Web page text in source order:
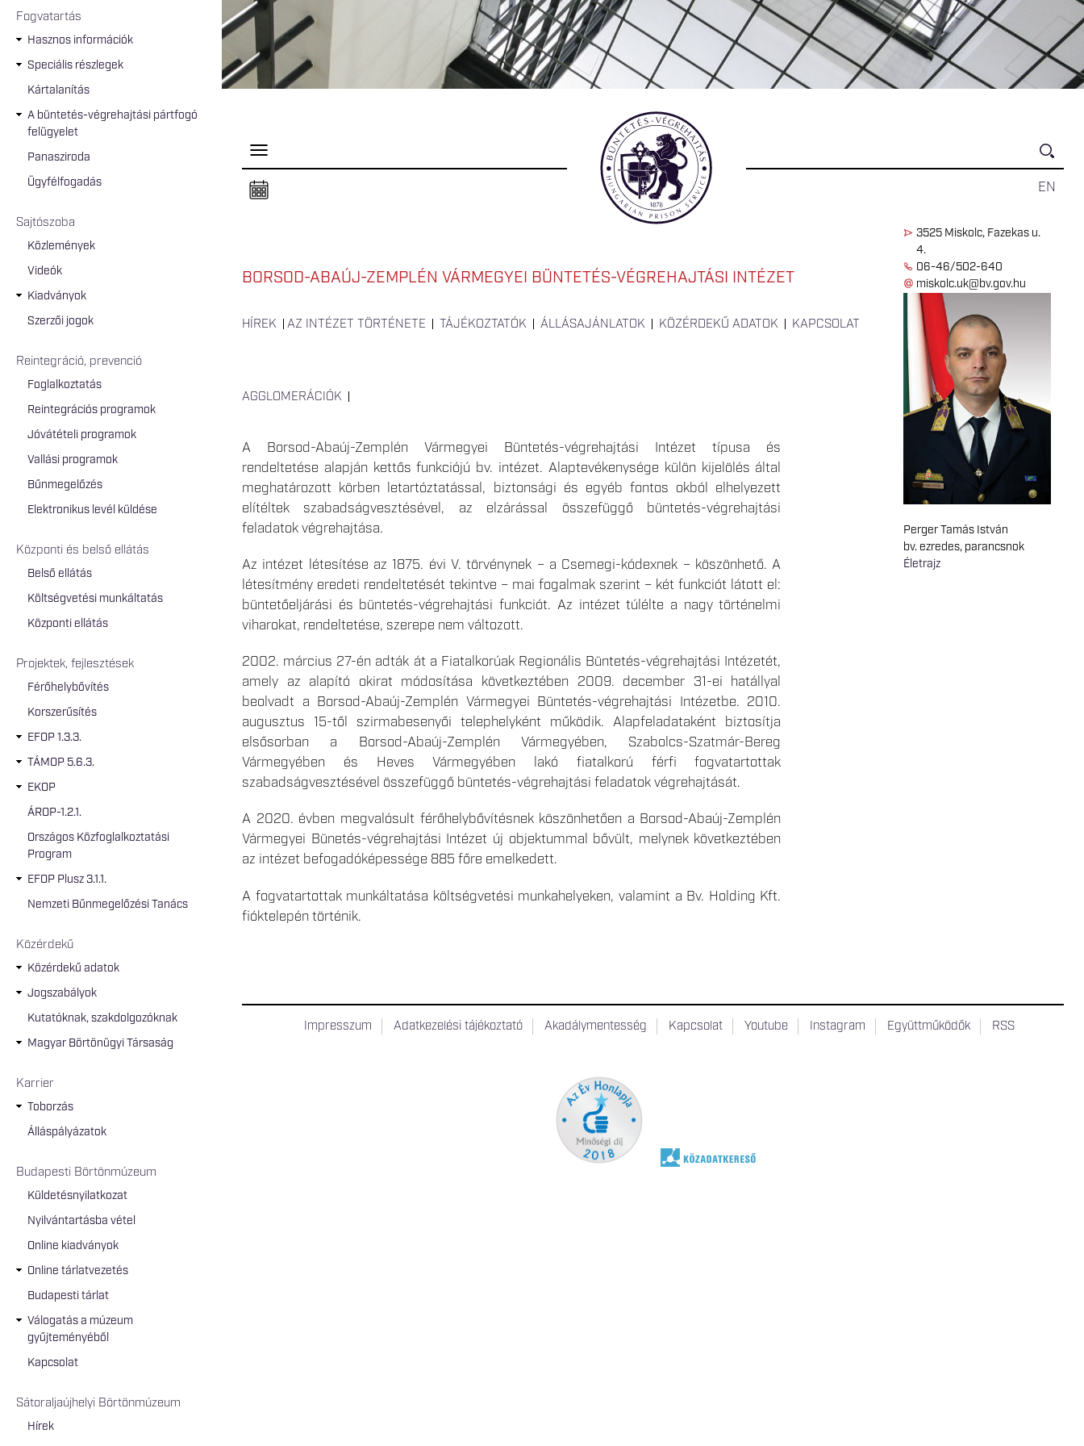
Fogvatartás
Hasznos információk
Speciális részlegek
Kártalanítás
A büntetés-végrehajtási pártfogó
felügyelet
Panasziroda
Ügyfélfogadás
Sajtószoba
Közlemények
Videók
Kiadványok
Szerzői jogok
Reintegráció, prevenció
Foglalkoztatás
Reintegrációs programok
Jóvátételi programok
Vallási programok
Bűnmegelőzés
Elektronikus levél küldése
Központi és belső ellátás
Belső ellátás
Költségvetési munkáltatás
Központi ellátás
Projektek, fejlesztések
Férőhelybővítés
Korszerűsítés
EFOP 1.3.3.
TÁMOP 5.6.3.
EKOP
ÁROP-1.2.1.
Országos Közfoglalkoztatási
Program
EFOP Plusz 3.1.1.
Nemzeti Bűnmegelőzési Tanács
Közérdekű
Közérdekű adatok
Jogszabályok
Kutatóknak, szakdolgozóknak
Magyar Börtönügyi Társaság
Karrier
Toborzás
Álláspályázatok
Budapesti Börtönmúzeum
Küldetésnyilatkozat
Nyilvántartásba vétel
Online kiadványok
Online tárlatvezetés
Budapesti tárlat
Válogatás a múzeum
gyűjteményéből
Kapcsolat
Sátoraljaújhelyi Börtönmúzeum
Hírek
EN
P
e
l
s
a
BORSOD-ABAÚJ-ZEMPLÉN VÁRMEGYEI BÜNTETÉS-VÉGREHAJTÁSI INTÉZET
3525 Miskolc, Fazekas u.
4.
06-46/502-640
miskolc.uk@bv.gov.hu
Perger Tamás István
bv. ezredes, parancsnok
Életrajz
HÍREK AZ INTÉZET TÖRTÉNETE TÁJÉKOZTATÓK ÁLLÁSAJÁNLATOK KÖZÉRDEKŰ ADATOK KAPCSOLAT
AGGLOMERÁCIÓK
A Borsod-Abaúj-Zemplén Vármegyei Büntetés-végrehajtási Intézet típusa és
rendeltetése alapján kettős funkciójú bv. intézet. Alaptevékenysége külön kijelölés által
meghatározott körben letartóztatással, biztonsági és egyéb fontos okból elhelyezett
elítéltek szabadságvesztésével, az elzárással összefüggő büntetés-végrehajtási
feladatok végrehajtása.
Az intézet létesítése az 1875. évi V. törvénynek – a Csemegi-kódexnek – köszönhető. A
létesítmény eredeti rendeltetését tekintve – mai fogalmak szerint – két funkciót látott el:
büntetőeljárási és büntetés-végrehajtási funkciót. Az intézet túlélte a nagy történelmi
viharokat, rendeltetése, szerepe nem változott.
2002. március 27-én adták át a Fiatalkorúak Regionális Büntetés-végrehajtási Intézetét,
amely az alapító okirat módosítása következtében 2009. december 31-ei hatállyal
beolvadt a Borsod-Abaúj-Zemplén Vármegyei Büntetés-végrehajtási Intézetbe. 2010.
augusztus 15-től szirmabesenyői telephelyként működik. Alapfeladataként biztosítja
elsősorban a Borsod-Abaúj-Zemplén Vármegyében, Szabolcs-Szatmár-Bereg
Vármegyében és Heves Vármegyében lakó fiatalkorú férfi fogvatartottak
szabadságvesztésével összefüggő büntetés-végrehajtási feladatok végrehajtását.
A 2020. évben megvalósult férőhelybővítésnek köszönhetően a Borsod-Abaúj-Zemplén
Vármegyei Bünetés-végrehajtási Intézet új objektummal bővült, melynek következtében
az intézet befogadóképessége 885 főre emelkedett.
A fogvatartottak munkáltatása költségvetési munkahelyeken, valamint a Bv. Holding Kft.
fióktelepén történik.
Impresszum Adatkezelési tájékoztató Akadálymentesség Kapcsolat Youtube Instagram Együttműködők RSS